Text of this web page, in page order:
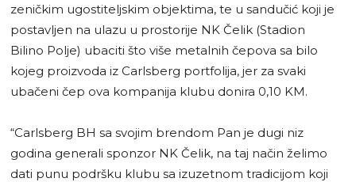
zeničkim ugostiteljskim objektima, te u sandučić koji je
postavljen na ulazu u prostorije NK Čelik (Stadion
Bilino Polje) ubaciti što više metalnih čepova sa bilo
kojeg proizvoda iz Carlsberg portfolija, jer za svaki
ubačeni čep ova kompanija klubu donira 0,10 KM.
“Carlsberg BH sa svojim brendom Pan je dugi niz
godina generali sponzor NK Čelik, na taj način želimo
dati punu podršku klubu sa izuzetnom tradicijom koji